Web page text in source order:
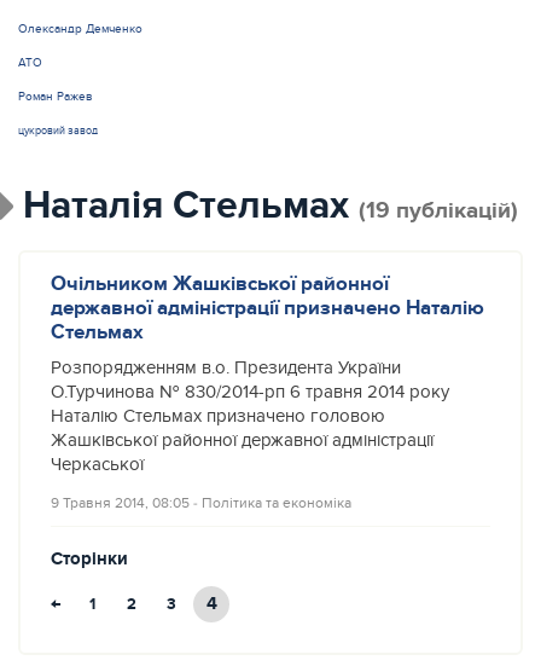
Олександр Демченко
АТО
Роман Ражев
цукровий завод
Наталія Стельмах (19 публікацій)
Очільником Жашківської районної
державної адміністрації призначено Наталію
Стельмах
Розпорядженням в.о. Президента України
О.Турчинова № 830/2014-рп 6 травня 2014 року
Наталію Стельмах призначено головою
Жашківської районної державної адміністрації
Черкаської
9 Травня 2014, 08:05 ‐ Політика та економіка
Сторінки
← 1 2 3 4